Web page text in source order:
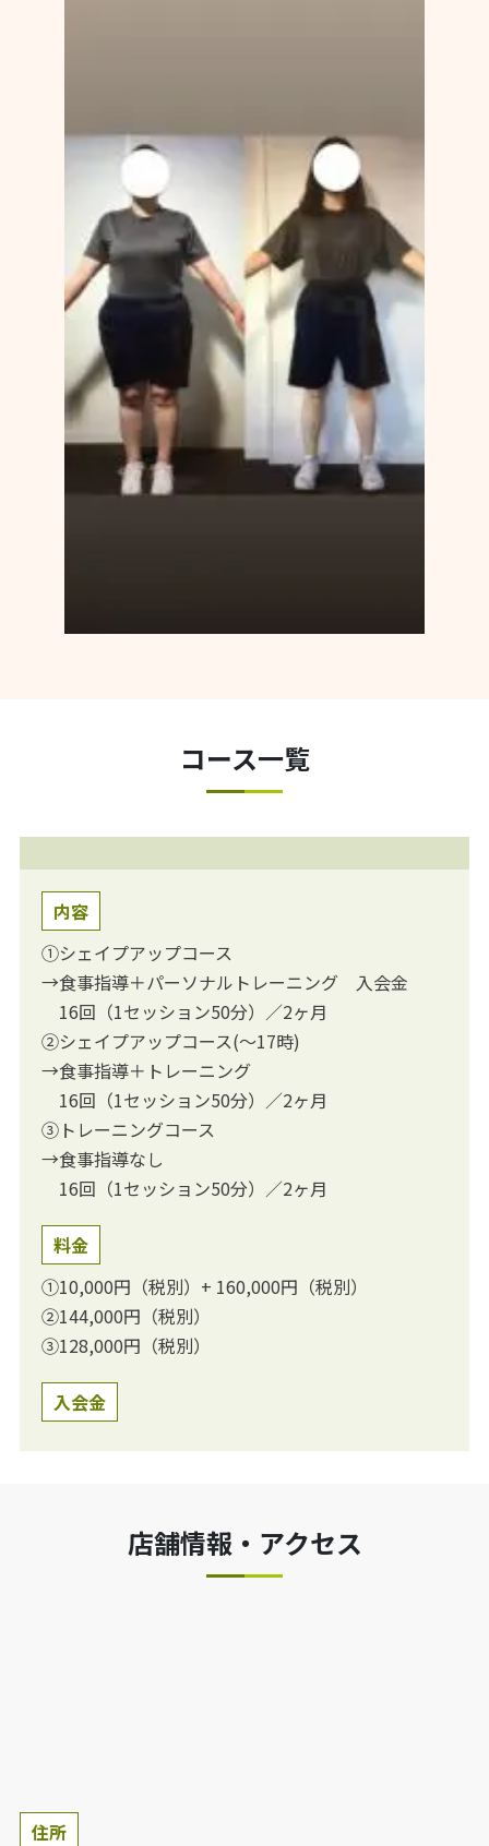
コース一覧
内容
①シェイプアップコース
→食事指導＋パーソナルトレーニング 入会金
16回（1セッション50分）／2ヶ月
②シェイプアップコース(～17時)
→食事指導＋トレーニング
16回（1セッション50分）／2ヶ月
③トレーニングコース
→食事指導なし
16回（1セッション50分）／2ヶ月
料金
①10,000円（税別）+ 160,000円（税別）
②144,000円（税別）
③128,000円（税別）
入会金
店舗情報・アクセス
住所